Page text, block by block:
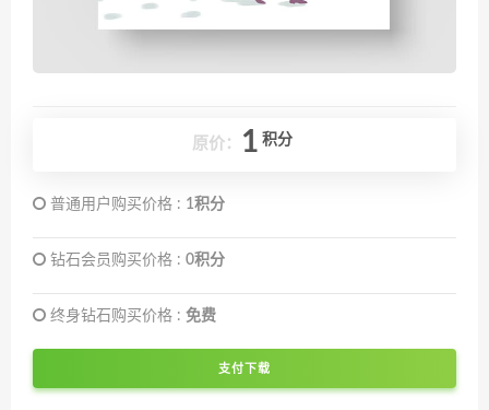
原价： 1 积分
普通用户购买价格 : 1积分
钻石会员购买价格 : 0积分
终身钻石购买价格 : 免费
支付下载